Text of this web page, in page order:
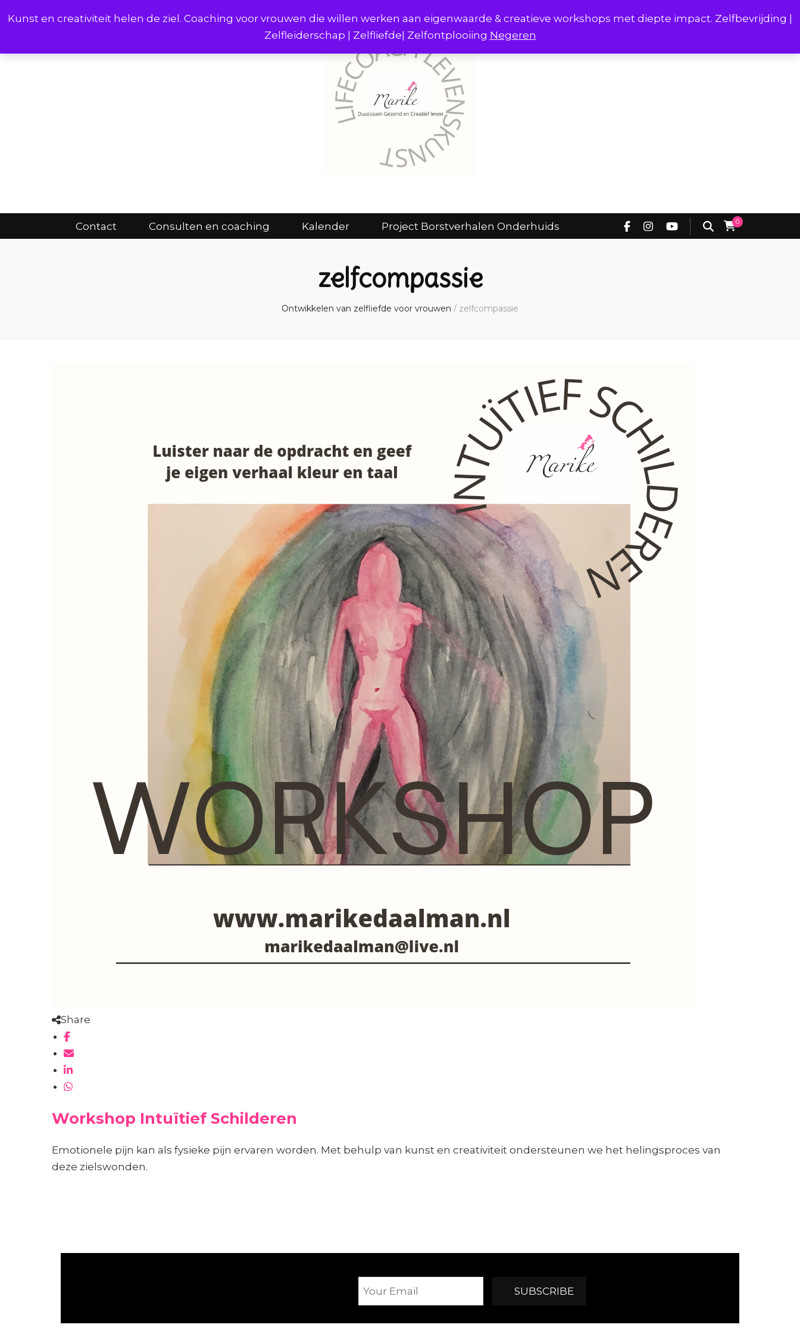
Kunst en creativiteit helen de ziel. Coaching voor vrouwen die willen werken aan eigenwaarde & creatieve workshops met diepte impact. Zelfbevrijding |
Zelfleiderschap | Zelfliefde| Zelfontplooiing Negeren
Contact Consulten en coaching Kalender Project Borstverhalen Onderhuids 0
Contact Consulten en coaching Kalender Project Borstverhalen Onderhuids
zelfcompassie
Ontwikkelen van zelfliefde voor vrouwen / zelfcompassie
Share
Workshop Intuïtief Schilderen
Emotionele pijn kan als fysieke pijn ervaren worden. Met behulp van kunst en creativiteit ondersteunen we het helingsproces van
deze zielswonden.